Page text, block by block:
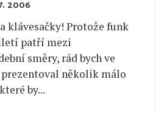
2006
klávesačky! Protože funk
patří mezi
směry, rád bych ve
několik málo
by...